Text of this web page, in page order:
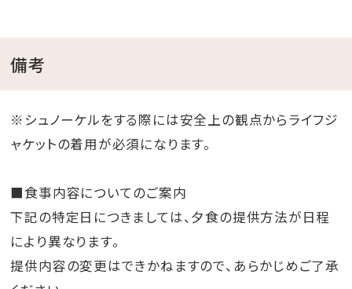
備考
※シュノーケルをする際には安全上の観点からライフジ
ャケットの着用が必須になります。
■食事内容についてのご案内
下記の特定日につきましては、夕食の提供方法が日程
により異なります。
提供内容の変更はできかねますので、あらかじめご了承